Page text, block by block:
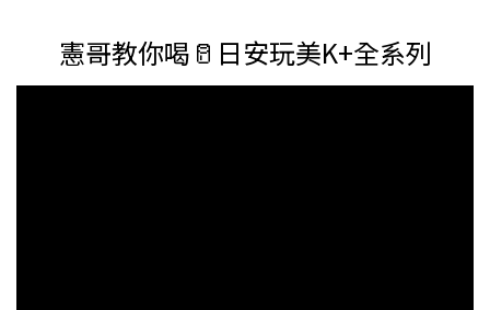
憲哥教你喝🥛日安玩美K+全系列